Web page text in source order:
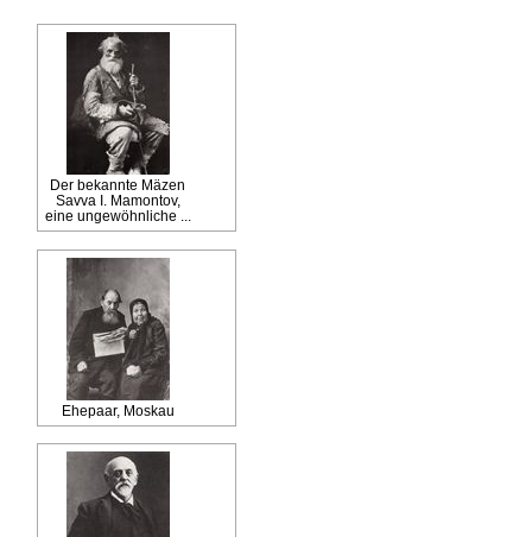
Der bekannte Mäzen
Savva I. Mamontov,
eine ungewöhnliche ...
Ehepaar, Moskau